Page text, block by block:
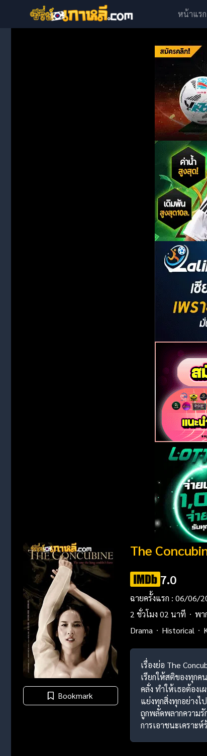
หน้าแรก
Bookmark
The
7.0
ฉายครั้งแรก : 06/06/
2 ชั่วโมง 02 นาที
พา
Drama
Historical
เรื่องย่อ The
เรียกให้สติของทุกค
คลั่ง ทำให้เธอต้อง
แย่งทุกสิ่งทุกอย่างไ
ถูกพลัดพลากความรั
การเอาชนะเคราะ